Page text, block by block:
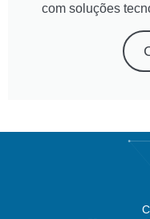
com soluções